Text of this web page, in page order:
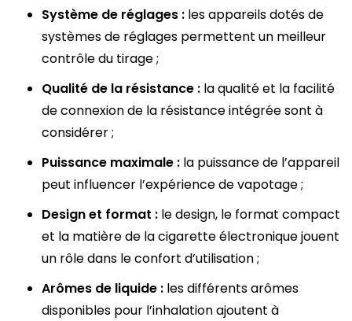
Système de réglages : les appareils dotés de
systèmes de réglages permettent un meilleur
contrôle du tirage ;
Qualité de la résistance : la qualité et la facilité
de connexion de la résistance intégrée sont à
considérer ;
Puissance maximale : la puissance de l’appareil
peut influencer l’expérience de vapotage ;
Design et format : le design, le format compact
et la matière de la cigarette électronique jouent
un rôle dans le confort d’utilisation ;
Arômes de liquide : les différents arômes
disponibles pour l’inhalation ajoutent à